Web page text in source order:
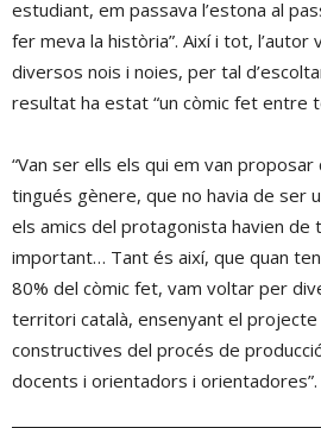
estudiant, em passava l’estona al
fer meva la història”. Així i tot, l’autor
diversos nois i noies, per tal
resultat ha estat “un còmic fet entre
“Van ser ells els qui em van
tingués gènere, que no havia de ser
els amics del protagonista havien de
important… Tant és així, que quan
80% del còmic fet, vam voltar per
territori català, ensenyant el
constructives del procés de
docents i orientadors i orientadores”.